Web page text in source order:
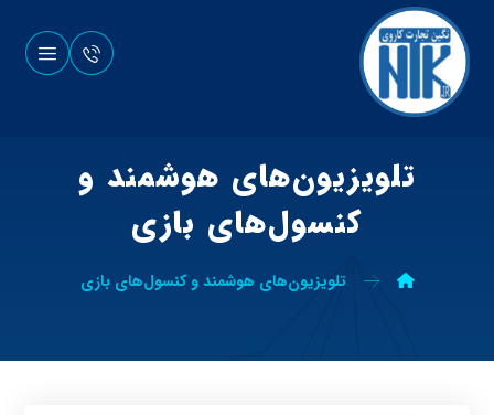
تلویزیون‌های هوشمند و
کنسول‌های بازی
تلویزیون‌های هوشمند و کنسول‌های بازی